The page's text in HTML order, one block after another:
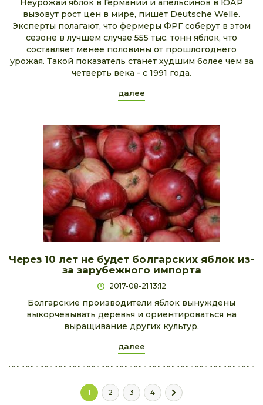
Неурожаи яблок в Германии и апельсинов в ЮАР
вызовут рост цен в мире, пишет Deutsche Welle.
Эксперты полагают, что фермеры ФРГ соберут в этом
сезоне в лучшем случае 555 тыс. тонн яблок, что
составляет менее половины от прошлогоднего
урожая. Такой показатель станет худшим более чем за
четверть века - с 1991 года.
далее
Через 10 лет не будет болгарских яблок из-
за зарубежного импорта
2017-08-21 13:12
Болгарские производители яблок вынуждены
выкорчевывать деревья и ориентироваться на
выращивание других культур.
далее
1 2 3 4